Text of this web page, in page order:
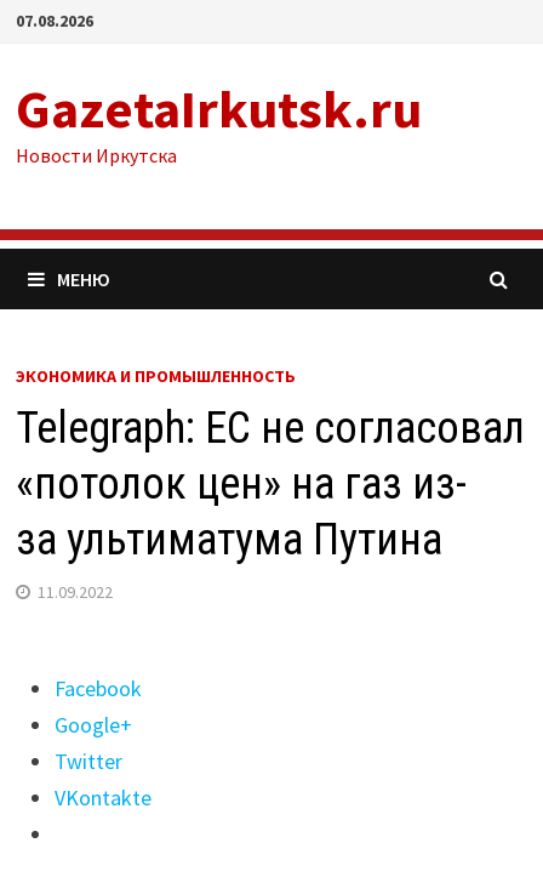
Перейти
07.08.2026
GazetaIrkutsk.ru
Новости Иркутска
МЕНЮ
ЭКОНОМИКА И ПРОМЫШЛЕННОСТЬ
Telegraph: ЕС не согласовал
«потолок цен» на газ из-
за ультиматума Путина
11.09.2022
Поделиться
"Telegraph:
ЕС
не
согласовал
Facebook
Google+
Twitter
VKontakte